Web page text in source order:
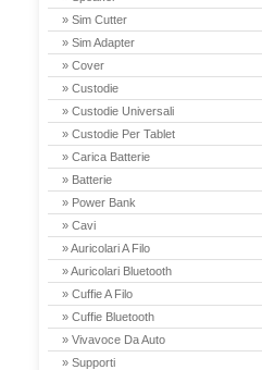
» Sim Cutter
» Sim Adapter
» Cover
» Custodie
» Custodie Universali
» Custodie Per Tablet
» Carica Batterie
» Batterie
» Power Bank
» Cavi
» Auricolari A Filo
» Auricolari Bluetooth
» Cuffie A Filo
» Cuffie Bluetooth
» Vivavoce Da Auto
» Supporti